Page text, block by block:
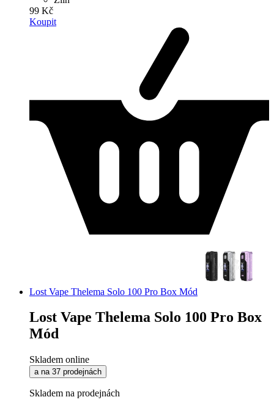
99 Kč
Koupit
Lost Vape Thelema Solo 100 Pro Box Mód
Lost Vape Thelema Solo 100 Pro Box
Mód
Skladem online
a na 37 prodejnách
Skladem na prodejnách